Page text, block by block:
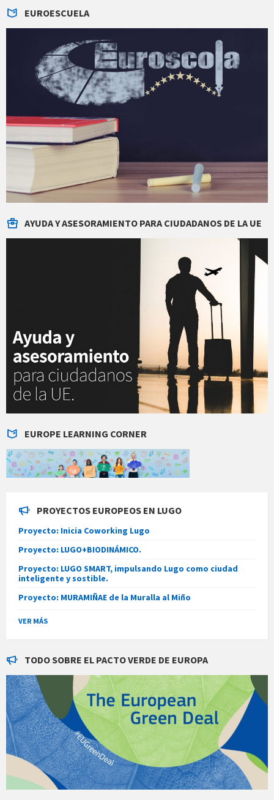
EUROESCUELA
AYUDA Y ASESORAMIENTO PARA CIUDADANOS DE LA UE
EUROPE LEARNING CORNER
PROYECTOS EUROPEOS EN LUGO
Proyecto: Inicia Coworking Lugo
Proyecto: LUGO+BIODINÁMICO.
Proyecto: LUGO SMART, impulsando Lugo como ciudad
inteligente y sostible.
Proyecto: MURAMIÑAE de la Muralla al Miño
VER MÁS
TODO SOBRE EL PACTO VERDE DE EUROPA